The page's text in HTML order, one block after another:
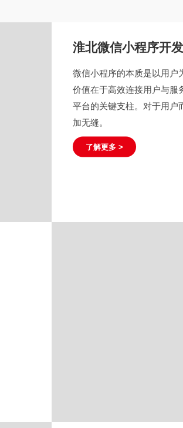
淮北微信小程序开
微信小程序的本质是以用户
价值在于高效连接用户与服
平台的关键支柱。对于用户
加无缝。
了解更多 >